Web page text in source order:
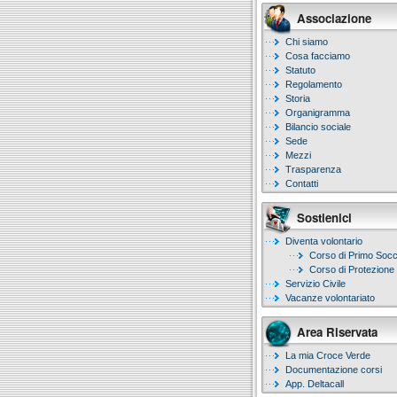
Associazione
Chi siamo
Cosa facciamo
Statuto
Regolamento
Storia
Organigramma
Bilancio sociale
Sede
Mezzi
Trasparenza
Contatti
Sostienici
Diventa volontario
Corso di Primo
Corso di Protezione
Servizio Civile
Vacanze volontariato
Area Riservata
La mia Croce Verde
Documentazione corsi
App. Deltacall